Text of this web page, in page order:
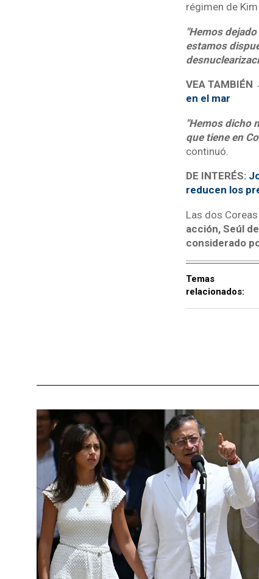
régimen de
"Hemos
estamos
VEA TAMBIÉN
en el mar
"Hemos dicho
que tiene en
continuó.
DE INTERÉS:
reducen los
Las dos
acción, Seúl
considerado
Temas
relacionados: